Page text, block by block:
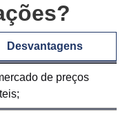
Desvantagens
de preços